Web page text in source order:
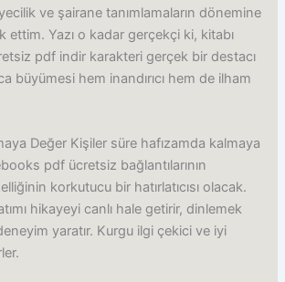
ve şairane tanımlamaların dönemine
ettim. Yazı o kadar gerçekçi ki, kitabı
pdf indir karakteri gerçek bir destacı
büyümesi hem inandırıcı hem de ilham
Değer Kişiler süre hafızamda kalmaya
pdf ücretsiz bağlantılarının
korkutucu bir hatırlatıcısı olacak.
hikayeyi canlı hale getirir, dinlemek
yaratır. Kurgu ilgi çekici ve iyi